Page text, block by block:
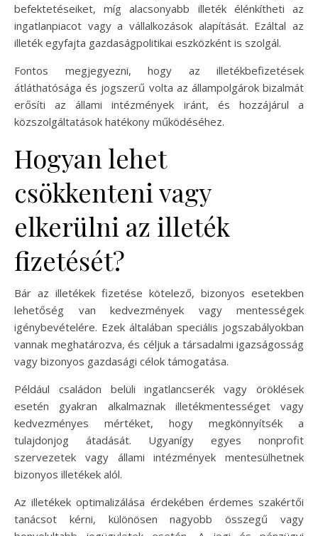
befektetéseiket, míg alacsonyabb illeték élénkítheti az
ingatlanpiacot vagy a vállalkozások alapítását. Ezáltal az
illeték egyfajta gazdaságpolitikai eszközként is szolgál.
Fontos megjegyezni, hogy az illetékbefizetések
átláthatósága és jogszerű volta az állampolgárok bizalmát
erősíti az állami intézmények iránt, és hozzájárul a
közszolgáltatások hatékony működéséhez.
Hogyan lehet
csökkenteni vagy
elkerülni az illeték
fizetését?
Bár az illetékek fizetése kötelező, bizonyos esetekben
lehetőség van kedvezmények vagy mentességek
igénybevételére. Ezek általában speciális jogszabályokban
vannak meghatározva, és céljuk a társadalmi igazságosság
vagy bizonyos gazdasági célok támogatása.
Például családon belüli ingatlancserék vagy öröklések
esetén gyakran alkalmaznak illetékmentességet vagy
kedvezményes mértéket, hogy megkönnyítsék a
tulajdonjog átadását. Ugyanígy egyes nonprofit
szervezetek vagy állami intézmények mentesülhetnek
bizonyos illetékek alól.
Az illetékek optimalizálása érdekében érdemes szakértői
tanácsot kérni, különösen nagyobb összegű vagy